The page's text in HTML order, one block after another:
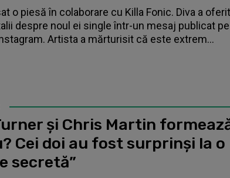
o piesă în colaborare cu Killa Fonic. Diva a oferit
despre noul ei single într-un mesaj publicat pe
Artista a mărturisit că este extrem...
și Chris Martin
Cei doi au fost surprinși la o
secretă”